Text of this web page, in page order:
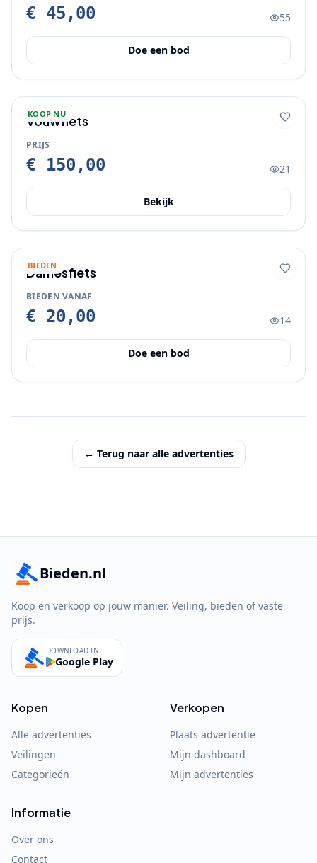
€ 45,00 55
Doe een bod
KOOP NU
Vouwfiets
PRIJS
€ 150,00 21
Bekijk
BIEDEN
Damesfiets
BIEDEN VANAF
€ 20,00 14
Doe een bod
← Terug naar alle advertenties
Bieden.nl
Koop en verkoop op jouw manier. Veiling, bieden of vaste
prijs.
DOWNLOAD IN
Google Play
Kopen
Alle advertenties
Veilingen
Categorieën
Verkopen
Plaats advertentie
Mijn dashboard
Mijn advertenties
Informatie
Over ons
Contact